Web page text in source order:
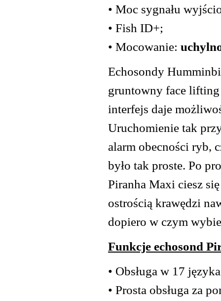
• Moc sygnału
• Fish ID+;
• Mocowanie:
Echosondy
gruntowny face lifting
interfejs daje
Uruchomienie tak
alarm obecności ryb,
było tak proste. Po
Piranha Maxi ciesz
ostrością krawędzi
dopiero w czym
Funkcje echosond
• Obsługa w 17
• Prosta obsługa za